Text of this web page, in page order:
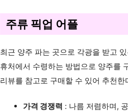
주류 픽업 어플
최근 양주 파는 곳으로 각광을 받고
휴처에서 수령하는 방법으로 양주를
리뷰를 참고로 구매할 수 있어 추천한
가격 경쟁력 : 나름 저렴하며,